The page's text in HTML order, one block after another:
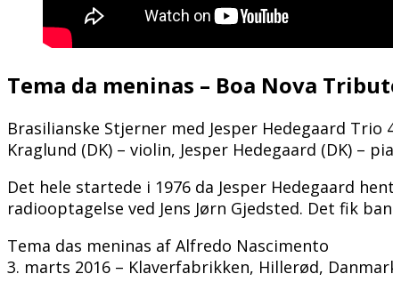
Tema da meninas – Boa Nova
Brasilianske Stjerner med Jesper Hedegaard Trio
Kraglund (DK) – violin, Jesper Hedegaard (DK) –
Det hele startede i 1976 da Jesper Hedegaard
radiooptagelse ved Jens Jørn Gjedsted. Det fik
Tema das meninas af Alfredo Nascimento
3. marts 2016 – Klaverfabrikken, Hillerød,